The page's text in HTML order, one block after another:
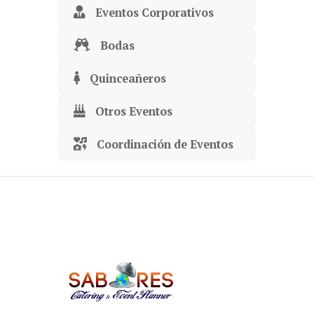
Eventos Corporativos
Bodas
Quinceañeros
Otros Eventos
Coordinación de Eventos